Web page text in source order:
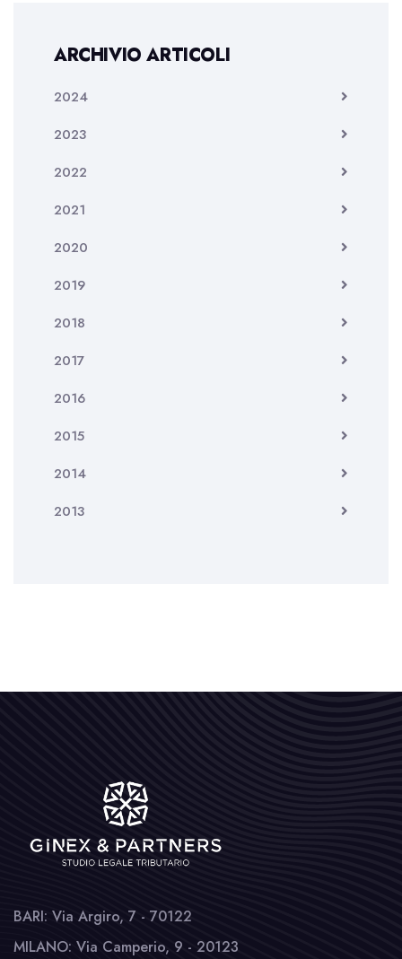
ARCHIVIO ARTICOLI
2024
2023
2022
2021
2020
2019
2018
2017
2016
2015
2014
2013
BARI: Via Argiro, 7 - 70122
MILANO: Via Camperio, 9 - 20123